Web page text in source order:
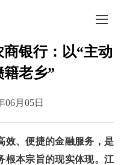
银行：以“主动
籍老乡”
06月05日
、便捷的金融服务，是
根本宗旨的现实体现。江